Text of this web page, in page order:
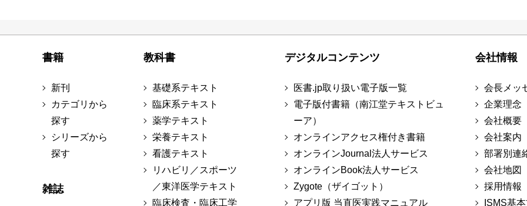
書籍
新刊
カテゴリから
探す
シリーズから
探す
雑誌
教科書
基礎系テキスト
臨床系テキスト
薬学テキスト
栄養テキスト
看護テキスト
リハビリ／スポーツ
／東洋医学テキスト
臨床検査・臨床工学
デジタルコンテンツ
医書.jp取り扱い電子版一覧
電子版付書籍（南江堂テキストビュ
ーア）
オンラインアクセス権付き書籍
オンラインJournal法人サービス
オンラインBook法人サービス
Zygote（ザイゴット）
アプリ版 当直医実践マニュアル
会社情報
会長メッ
企業理念
会社概要
会社案内
部署別連
会社地図
採用情報
ISMS基